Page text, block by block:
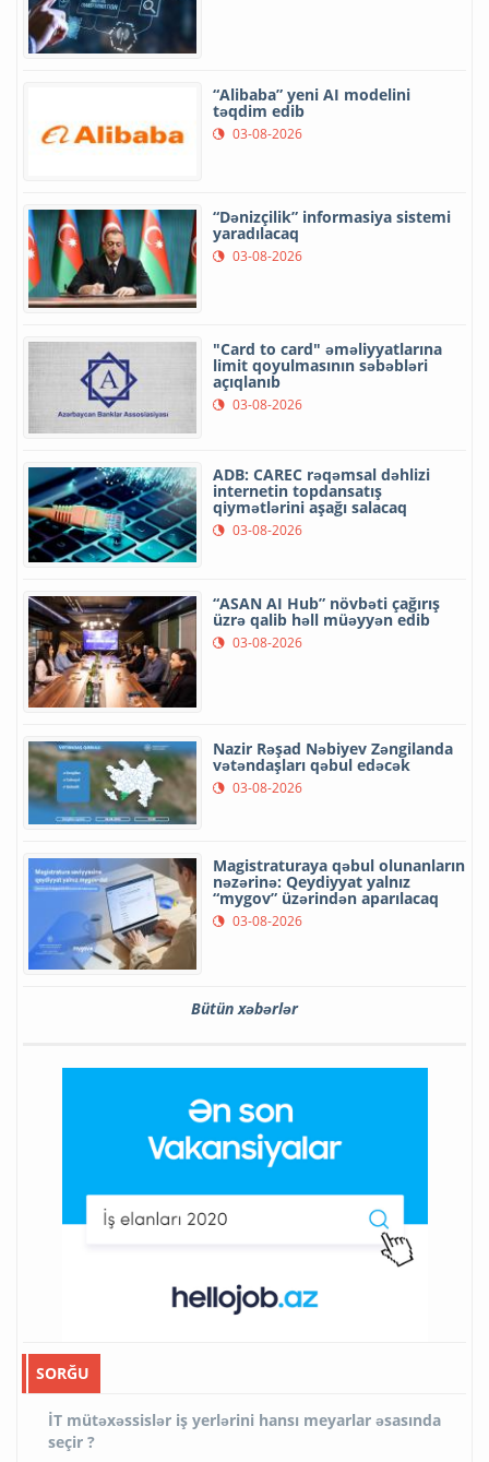
“Alibaba” yeni AI modelini
təqdim edib
03-08-2026
“Dənizçilik” informasiya sistemi
yaradılacaq
03-08-2026
"Card to card" əməliyyatlarına
limit qoyulmasının səbəbləri
açıqlanıb
03-08-2026
ADB: CAREC rəqəmsal dəhlizi
internetin topdansatış
qiymətlərini aşağı salacaq
03-08-2026
“ASAN AI Hub” növbəti çağırış
üzrə qalib həll müəyyən edib
03-08-2026
Nazir Rəşad Nəbiyev Zəngilanda
vətəndaşları qəbul edəcək
03-08-2026
Magistraturaya qəbul olunanların
nəzərinə: Qeydiyyat yalnız
“mygov” üzərindən aparılacaq
03-08-2026
Bütün xəbərlər
SORĞU
İT mütəxəssislər iş yerlərini hansı meyarlar əsasında
seçir ?